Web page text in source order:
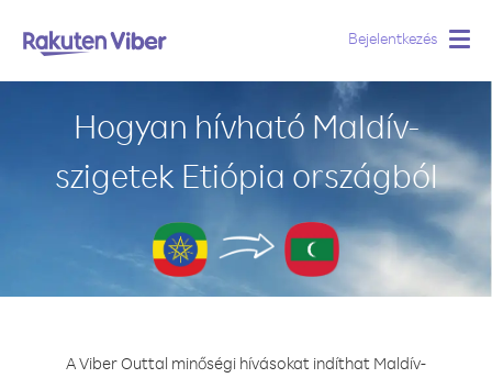
Bejelentkezés
Hogyan hívható Maldív-
szigetek Etiópia országból
A Viber Outtal minőségi hívásokat indíthat Maldív-